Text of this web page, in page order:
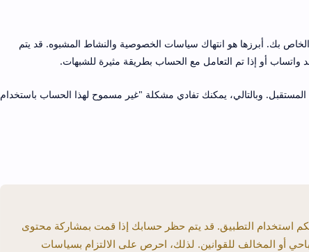
بك. أبرزها هو انتهاك سياسات الخصوصية والنشاط المشبوه. قد يتم
أو إذا تم التعامل مع الحساب بطريقة مثيرة للشبهات.
وبالتالي، يمكنك تفادي مشكلة "غير مسموح لهذا الحساب باستخدام
استخدام التطبيق. قد يتم حظر حسابك إذا قمت بمشاركة محتوى
أو المخالف للقوانين. لذلك، احرص على الالتزام بسياسات